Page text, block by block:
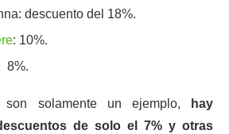
descuento del 18%.
: 10%.
8%.
son solamente un ejemplo,
hay
de solo el 7% y otras